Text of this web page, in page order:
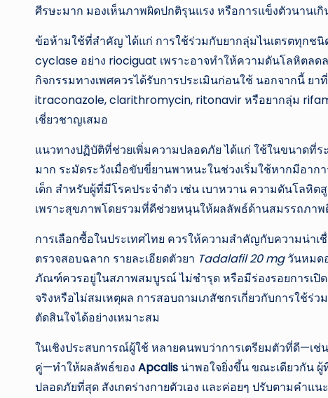
ศีรษะมาก มองเห็นภาพผิดปกติรุนแรง หรือการแข็งตัวนาน
ข้อห้ามใช้ที่สำคัญ ได้แก่ การใช้ร่วมกับยากลุ่มไนเตรตทุก
cyclase อย่าง riociguat เพราะอาจทำให้ความดันโลหิตล
กิจกรรมทางเพศควรได้รับการประเมินก่อนใช้ นอกจากนี้ ย
itraconazole, clarithromycin, ritonavir หรือยากลุ่ม
เชี่ยวชาญเสมอ
แนวทางปฏิบัติที่ช่วยเพิ่มความปลอดภัย ได้แก่ ใช้ในขนาดที่
มาก ระมัดระวังเมื่อขับขี่ยานพาหนะในช่วงเริ่มใช้หากมีอา
เด็ก สำหรับผู้ที่มีโรคประจำตัว เช่น เบาหวาน ความดันโลหิ
เพราะสุขภาพโดยรวมที่ดีช่วยหนุนให้ผลลัพธ์ด้านสมรรถภา
การเลือกซื้อในประเทศไทย ควรให้ความสำคัญกับความน่
ตรวจสอบฉลาก รายละเอียดตัวยา Tadalafil 20 mgวันหมด
ภัณฑ์ควรอยู่ในสภาพสมบูรณ์ ไม่ชำรุด หรือมีร่องรอยการเปิ
จริงหรือไม่สมเหตุผล การสอบถามเภสัชกรเกี่ยวกับการใช้ร่
ตัดสินใจได้อย่างเหมาะสม
ในเชิงประสบการณ์ผู้ใช้ หลายคนพบว่าการเตรียมตัวที่ดี—เช่
คู่—ทำให้ผลลัพธ์ของ Apcalis น่าพอใจยิ่งขึ้น ขณะเดียวกัน ผู้
ปลอดภัยที่สุด สังเกตร่างกายตัวเอง และค่อยๆ ปรับตามคำแ